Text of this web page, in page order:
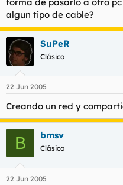
l
t
e
m
a
i
o
algun tipo de cable?
SuPeR
Clásico
22 Jun 2005
Creando un red y
B bmsv
Clásico
22 Jun 2005